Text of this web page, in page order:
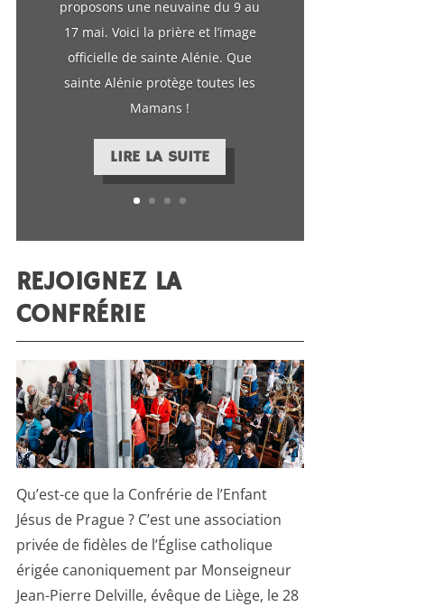
REJOIGNEZ LA
CONFRÉRIE
Qu’est-ce que la Confrérie de l’Enfant
Jésus de Prague ? C’est une association
privée de fidèles de l’Église catholique
érigée canoniquement par Monseigneur
Jean-Pierre Delville, évêque de Liège, le 28